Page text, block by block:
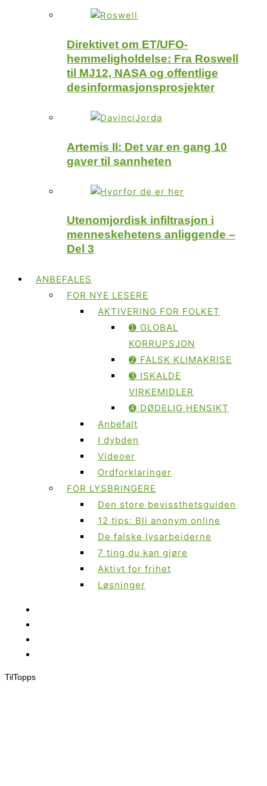
Direktivet om ET/UFO-
hemmeligholdelse: Fra Roswell
til MJ12, NASA og offentlige
desinformasjonsprosjekter
Artemis II: Det var en gang 10
gaver til sannheten
Utenomjordisk infiltrasjon i
menneskehetens anliggende –
Del 3
ANBEFALES
FOR NYE LESERE
AKTIVERING FOR FOLKET
➊ GLOBAL
KORRUPSJON
➋ FALSK KLIMAKRISE
➌ ISKALDE
VIRKEMIDLER
➍ DØDELIG HENSIKT
Anbefalt
I dybden
Videoer
Ordforklaringer
FOR LYSBRINGERE
Den store bevissthetsguiden
12 tips: Bli anonym online
De falske lysarbeiderne
7 ting du kan gjøre
Aktivt for frihet
Løsninger
TilTopps